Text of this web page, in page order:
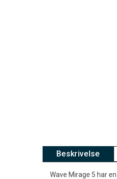
Beskrivelse
Wave Mirage 5 har